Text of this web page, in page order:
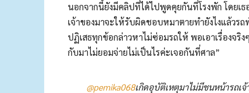
นอกจากนี้ยังมีคลิปที่ได้ไปพูดคุยกันที่โรงพัก โดยเ
เจ้าของมาจะให้รับผิดชอบหมาตายทำยังไงแล้วร
ปฏิเสธทุกข้อกล่าวหาไม่ซ่อมรถให้ พอเอาเรื่องจ
กับมาไม่ยอมจ่ายไม่เป็นไรค่ะเจอกันที่ศาล”
@pemika068เกิดอุบัติเหตุมาไม่มีชนหน้ารถเ